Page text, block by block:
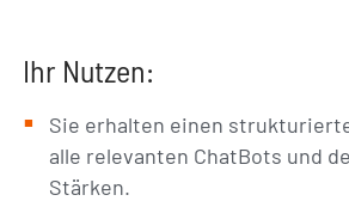
Ihr Nutzen:
Sie erhalten einen
alle relevanten ChatBots und
Stärken.